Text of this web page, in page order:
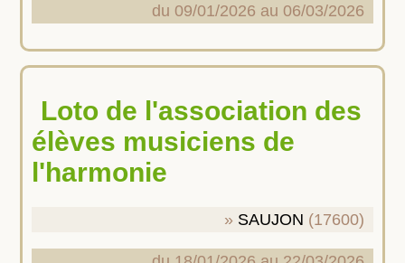
du 09/01/2026 au 06/03/2026
Loto de l'association des
élèves musiciens de
l'harmonie
SAUJON (17600)